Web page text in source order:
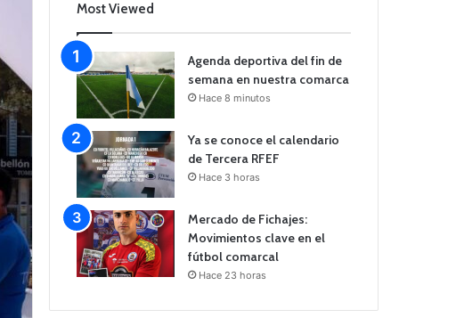
Most Viewed
Agenda deportiva del fin de
semana en nuestra comarca
Hace 8 minutos
Ya se conoce el calendario
de Tercera RFEF
Hace 3 horas
Mercado de Fichajes:
Movimientos clave en el
fútbol comarcal
Hace 23 horas